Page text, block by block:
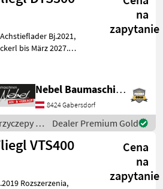
Kraj Filtry
na
zapytanie
Bj.2021,
bis März 2027.
ściana tylna,
blokada ścian
Nebel Baumaschinen
8424 Gabersdorf
/
Dealer Premium Gold
VTS400
Cena
na
zapytanie
Rozszerzenia,